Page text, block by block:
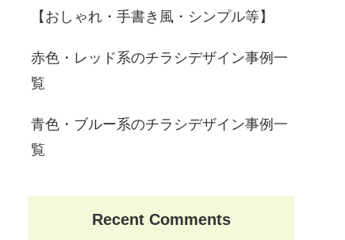
【おしゃれ・手書き風・シンプル等】
赤色・レッド系のチラシデザイン事例一
覧
青色・ブルー系のチラシデザイン事例一
覧
Recent Comments